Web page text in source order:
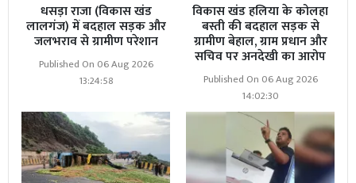
धसड़ा राजा (विकास खंड
लालगंज) में बदहाल सड़क और
जलभराव से ग्रामीण परेशान
Published On 06 Aug 2026
13:24:58
विकास खंड हलिया के कोलहा
बस्ती की बदहाल सड़क से
ग्रामीण बेहाल, ग्राम प्रधान और
सचिव पर अनदेखी का आरोप
Published On 06 Aug 2026
14:02:30